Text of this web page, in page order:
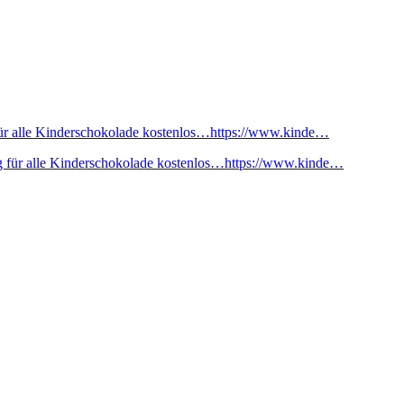
alle Kinderschokolade kostenlos…https://www.kinde…
für alle Kinderschokolade kostenlos…https://www.kinde…